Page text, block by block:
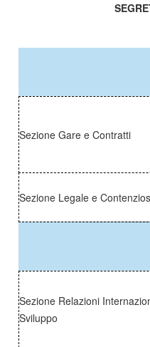
Sezione Gare e Contratti
Sezione Legale e
Sezione Relazioni
Sviluppo